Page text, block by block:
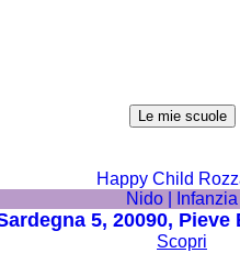
Le mie scuole
Happy Child
Nido | Infanzia
5, 20090, Pieve
Scopri